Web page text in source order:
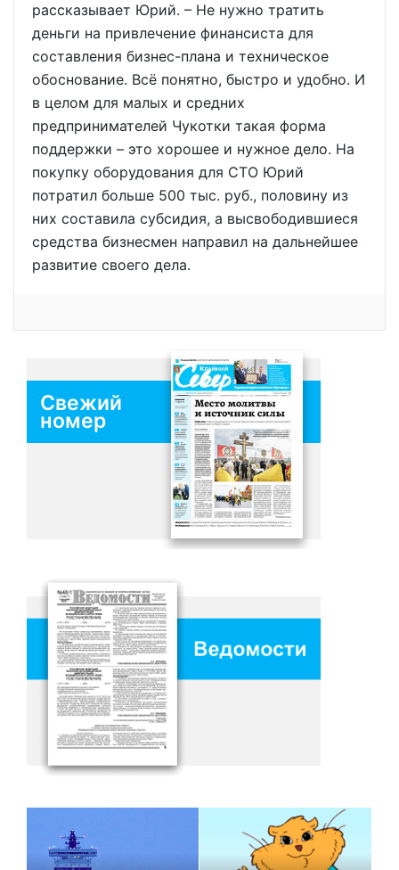
рассказывает Юрий. – Не нужно тратить
деньги на привлечение финансиста для
составления бизнес-плана и техническое
обоснование. Всё понятно, быстро и удобно. И
в целом для малых и средних
предпринимателей Чукотки такая форма
поддержки – это хорошее и нужное дело. На
покупку оборудования для СТО Юрий
потратил больше 500 тыс. руб., половину из
них составила субсидия, а высвободившиеся
средства бизнесмен направил на дальнейшее
развитие своего дела.
Свежий
номер